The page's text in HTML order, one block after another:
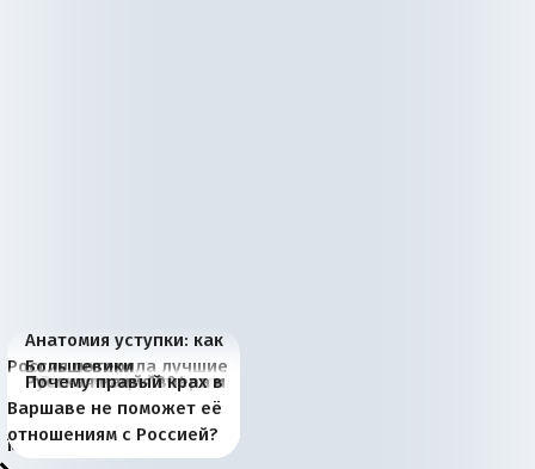
Анатомия уступки: как
Россия потеряла лучшие
рыбопромысловые
районы Баренцева
моря
Большевики
отличаются от «Яблока»
тем, что они -
победители
Киевская марионетка
Запада рассказала о
«переобувании» хозяев
В России назрели
перемены: 15 шагов к
суверенной экономике
Миграционный пожар
Европы
Россия начинает
сбрасывать балласт
Анкориджа
Россия зимой 1904
года: первые уступки во
внутренней политике
Русская нация вчера и
сегодня
Почему правый крах в
Варшаве не поможет её
отношениям с Россией?